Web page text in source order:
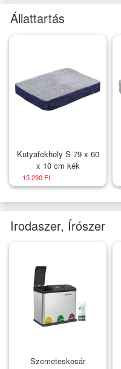
Állattartás
Kutyafekhely S 79 x 60
x 10 cm kék
15 290 Ft
Irodaszer, Írószer
Szemeteskosár